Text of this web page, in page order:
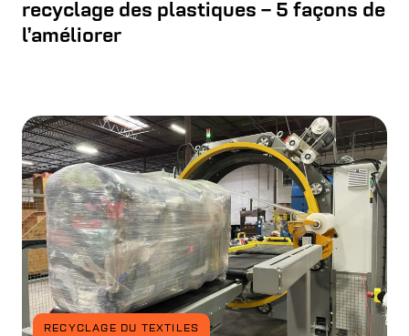
recyclage des plastiques – 5 façons de
l’améliorer
RECYCLAGE DU TEXTILES